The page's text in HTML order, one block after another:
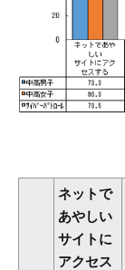
ネットで
あやしい
サイトに
アクセス